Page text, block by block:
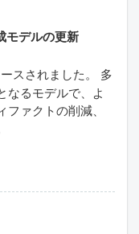
モデルの更新
スされました。 多
なるモデルで、よ
ァクトの削減、